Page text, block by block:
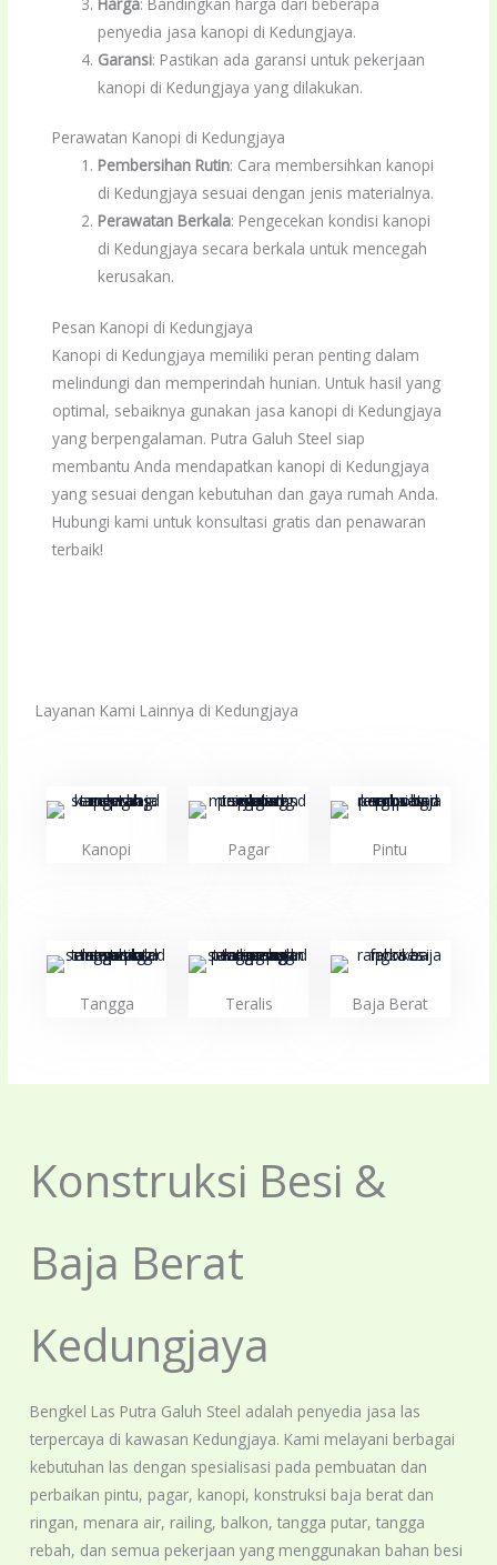
penyedia jasa kanopi di Kedungjaya.
Garansi: Pastikan ada garansi untuk pekerjaan
kanopi di Kedungjaya yang dilakukan.
Perawatan Kanopi di Kedungjaya
Pembersihan Rutin: Cara membersihkan kanopi
di Kedungjaya sesuai dengan jenis materialnya.
Perawatan Berkala: Pengecekan kondisi kanopi
di Kedungjaya secara berkala untuk mencegah
kerusakan.
Pesan Kanopi di Kedungjaya
Kanopi di Kedungjaya memiliki peran penting dalam
melindungi dan memperindah hunian. Untuk hasil yang
optimal, sebaiknya gunakan jasa kanopi di Kedungjaya
yang berpengalaman. Putra Galuh Steel siap
membantu Anda mendapatkan kanopi di Kedungjaya
yang sesuai dengan kebutuhan dan gaya rumah Anda.
Hubungi kami untuk konsultasi gratis dan penawaran
terbaik!
Layanan Kami Lainnya di Kedungjaya
Kanopi Pagar Pintu
Tangga Teralis Baja Berat
Konstruksi Besi &
Baja Berat
Kedungjaya
Bengkel Las Putra Galuh Steel adalah penyedia jasa las
terpercaya di kawasan Kedungjaya. Kami melayani berbagai
kebutuhan las dengan spesialisasi pada pembuatan dan
perbaikan pintu, pagar, kanopi, konstruksi baja berat dan
ringan, menara air, railing, balkon, tangga putar, tangga
rebah, dan semua pekerjaan yang menggunakan bahan besi